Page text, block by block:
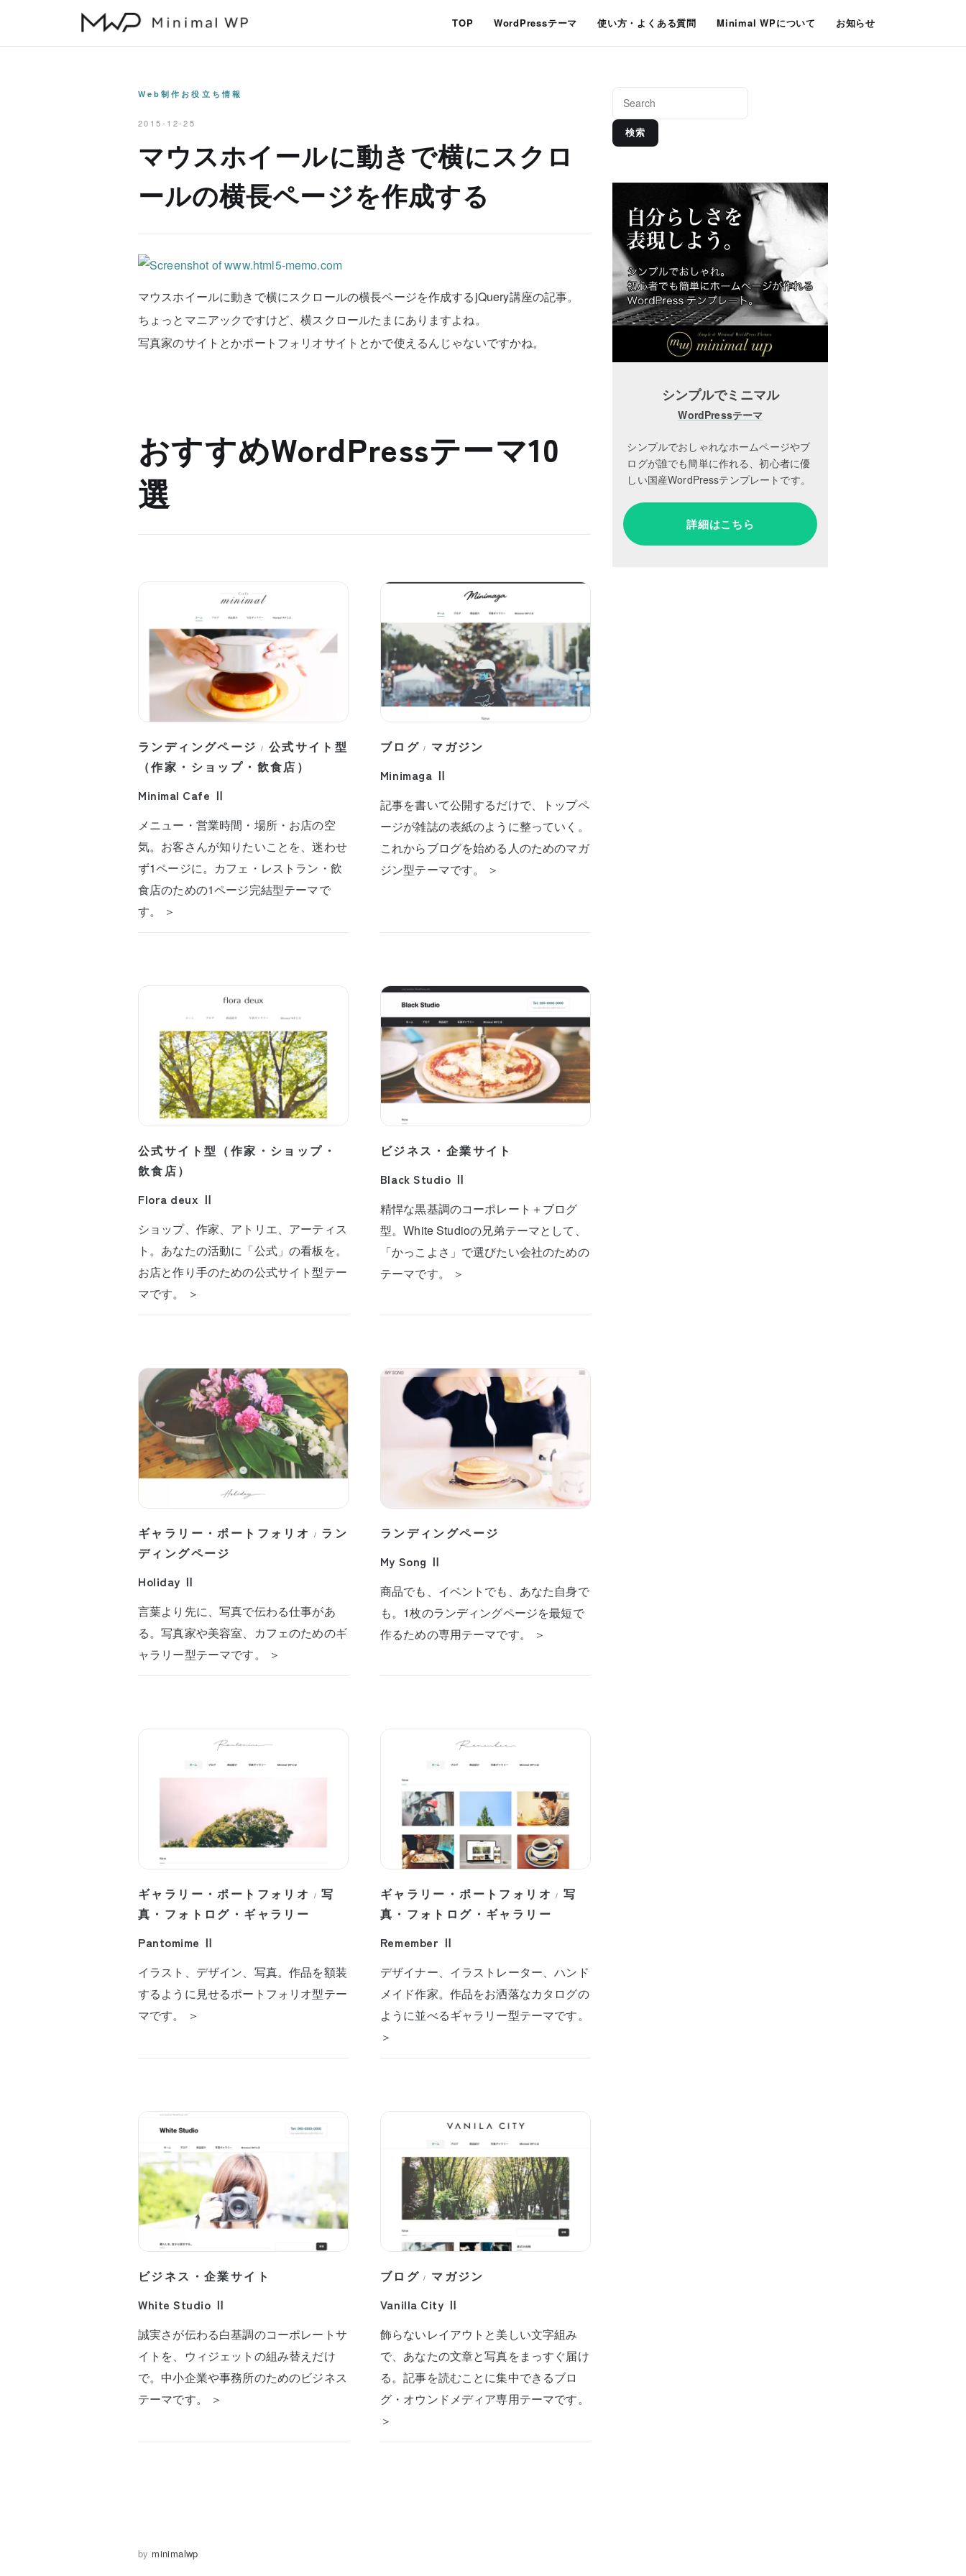
TOP WordPressテーマ 使い方・よくある質問 Minimal WPについて お知らせ
Web制作お役立ち情報
2015-12-25
マウスホイールに動きで横にスクロ
ールの横長ページを作成する
マウスホイールに動きで横にスクロールの横長ページを作成するjQuery講座の記事。
ちょっとマニアックですけど、横スクロールたまにありますよね。
写真家のサイトとかポートフォリオサイトとかで使えるんじゃないですかね。
おすすめWordPressテーマ10
選
ランディングページ / 公式サイト型
（作家・ショップ・飲食店）
Minimal Cafe Ⅱ
メニュー・営業時間・場所・お店の空
気。お客さんが知りたいことを、迷わせ
ず1ページに。カフェ・レストラン・飲
食店のための1ページ完結型テーマで
す。 ＞
ブログ / マガジン
Minimaga Ⅱ
記事を書いて公開するだけで、トップペ
ージが雑誌の表紙のように整っていく。
これからブログを始める人のためのマガ
ジン型テーマです。 ＞
公式サイト型（作家・ショップ・
飲食店）
Flora deux Ⅱ
ショップ、作家、アトリエ、アーティス
ト。あなたの活動に「公式」の看板を。
お店と作り手のための公式サイト型テー
マです。 ＞
ビジネス・企業サイト
Black Studio Ⅱ
精悍な黒基調のコーポレート＋ブログ
型。White Studioの兄弟テーマとして、
「かっこよさ」で選びたい会社のための
テーマです。 ＞
ギャラリー・ポートフォリオ / ラン
ディングページ
Holiday Ⅱ
言葉より先に、写真で伝わる仕事があ
る。写真家や美容室、カフェのためのギ
ャラリー型テーマです。 ＞
ランディングページ
My Song Ⅱ
商品でも、イベントでも、あなた自身で
も。1枚のランディングページを最短で
作るための専用テーマです。 ＞
ギャラリー・ポートフォリオ /写
真・フォトログ・ギャラリー
Pantomime Ⅱ
イラスト、デザイン、写真。作品を額装
するように見せるポートフォリオ型テー
マです。 ＞
ギャラリー・ポートフォリオ /写
真・フォトログ・ギャラリー
Remember Ⅱ
デザイナー、イラストレーター、ハンド
メイド作家。作品をお洒落なカタログの
ように並べるギャラリー型テーマです。
＞
ビジネス・企業サイト
White Studio Ⅱ
誠実さが伝わる白基調のコーポレートサ
イトを、ウィジェットの組み替えだけ
で。中小企業や事務所のためのビジネス
テーマです。 ＞
ブログ / マガジン
Vanilla City Ⅱ
飾らないレイアウトと美しい文字組み
で、あなたの文章と写真をまっすぐ届け
る。記事を読むことに集中できるブロ
グ・オウンドメディア専用テーマです。
＞
by minimalwp
検索
シンプルでミニマル
WordPressテーマ
シンプルでおしゃれなホームページやブ
ログが誰でも簡単に作れる、初心者に優
しい国産WordPressテンプレートです。
詳細はこちら